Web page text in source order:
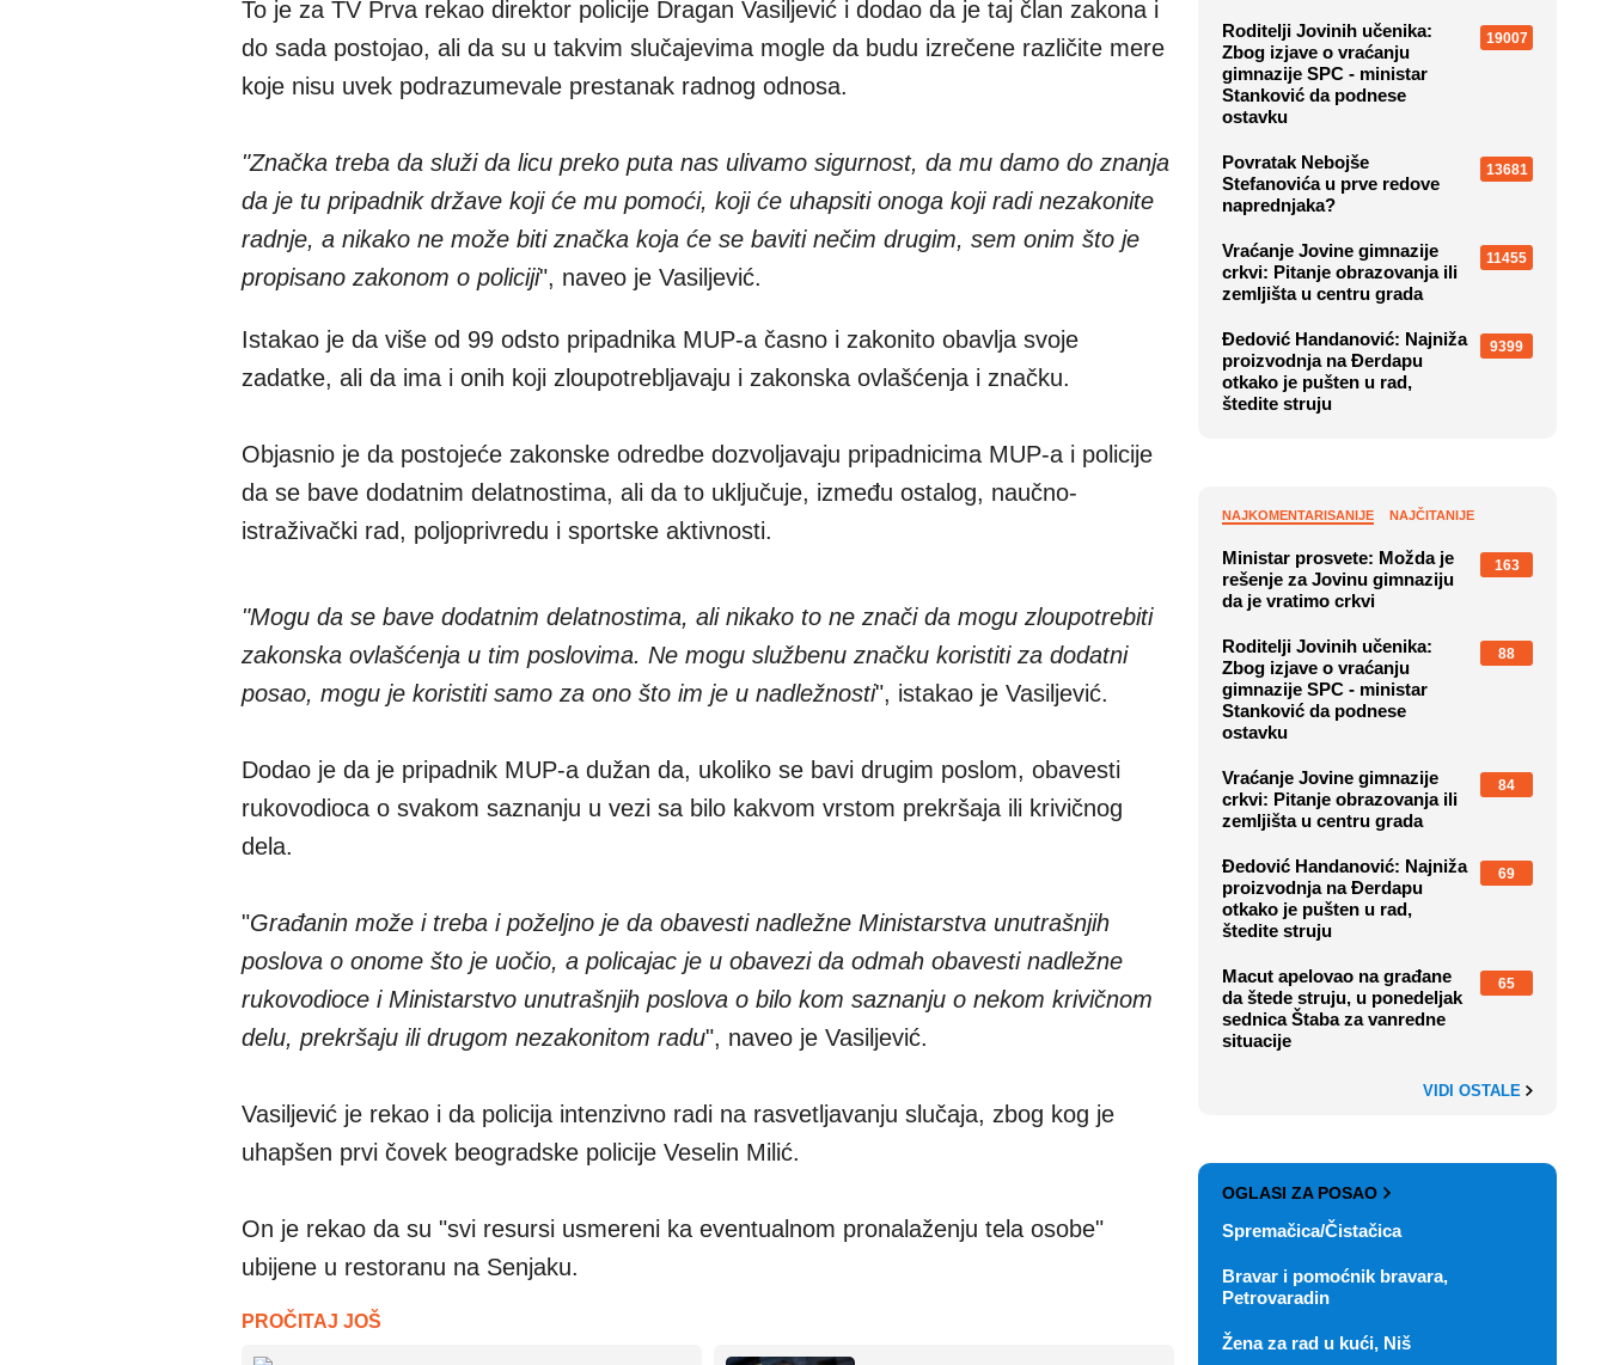
To je za TV Prva rekao direktor policije Dragan Vasiljević i dodao da je taj član zakona i
do sada postojao, ali da su u takvim slučajevima mogle da budu izrečene različite mere
koje nisu uvek podrazumevale prestanak radnog odnosa.
"Značka treba da služi da licu preko puta nas ulivamo sigurnost, da mu damo do znanja
da je tu pripadnik države koji će mu pomoći, koji će uhapsiti onoga koji radi nezakonite
radnje, a nikako ne može biti značka koja će se baviti nečim drugim, sem onim što je
propisano zakonom o policiji", naveo je Vasiljević.
Istakao je da više od 99 odsto pripadnika MUP-a časno i zakonito obavlja svoje
zadatke, ali da ima i onih koji zloupotrebljavaju i zakonska ovlašćenja i značku.
Objasnio je da postojeće zakonske odredbe dozvoljavaju pripadnicima MUP-a i policije
da se bave dodatnim delatnostima, ali da to uključuje, između ostalog, naučno-
istraživački rad, poljoprivredu i sportske aktivnosti.
"Mogu da se bave dodatnim delatnostima, ali nikako to ne znači da mogu zloupotrebiti
zakonska ovlašćenja u tim poslovima. Ne mogu službenu značku koristiti za dodatni
posao, mogu je koristiti samo za ono što im je u nadležnosti", istakao je Vasiljević.
Dodao je da je pripadnik MUP-a dužan da, ukoliko se bavi drugim poslom, obavesti
rukovodioca o svakom saznanju u vezi sa bilo kakvom vrstom prekršaja ili krivičnog
dela.
"Građanin može i treba i poželjno je da obavesti nadležne Ministarstva unutrašnjih
poslova o onome što je uočio, a policajac je u obavezi da odmah obavesti nadležne
rukovodioce i Ministarstvo unutrašnjih poslova o bilo kom saznanju o nekom krivičnom
delu, prekršaju ili drugom nezakonitom radu", naveo je Vasiljević.
Vasiljević je rekao i da policija intenzivno radi na rasvetljavanju slučaja, zbog kog je
uhapšen prvi čovek beogradske policije Veselin Milić.
On je rekao da su "svi resursi usmereni ka eventualnom pronalaženju tela osobe"
ubijene u restoranu na Senjaku.
PROČITAJ JOŠ
Roditelji Jovinih učenika:
Zbog izjave o vraćanju
gimnazije SPC - ministar
Stanković da podnese
ostavku
19007
Povratak Nebojše
Stefanovića u prve redove
naprednjaka?
13681
Vraćanje Jovine gimnazije
crkvi: Pitanje obrazovanja ili
zemljišta u centru grada
11455
Đedović Handanović: Najniža
proizvodnja na Đerdapu
otkako je pušten u rad,
štedite struju
9399
NAJKOMENTARISANIJE NAJČITANIJE
Ministar prosvete: Možda je
rešenje za Jovinu gimnaziju
da je vratimo crkvi
163
Roditelji Jovinih učenika:
Zbog izjave o vraćanju
gimnazije SPC - ministar
Stanković da podnese
ostavku
88
Vraćanje Jovine gimnazije
crkvi: Pitanje obrazovanja ili
zemljišta u centru grada
84
Đedović Handanović: Najniža
proizvodnja na Đerdapu
otkako je pušten u rad,
štedite struju
69
Macut apelovao na građane
da štede struju, u ponedeljak
sednica Štaba za vanredne
situacije
65
VIDI OSTALE
OGLASI ZA POSAO
Spremačica/Čistačica
Bravar i pomoćnik bravara,
Petrovaradin
Žena za rad u kući, Niš